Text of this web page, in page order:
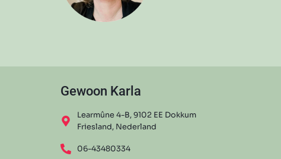
Gewoon Karla
Learmûne 4-B, 9102 EE Dokkum
Friesland, Nederland
06-43480334